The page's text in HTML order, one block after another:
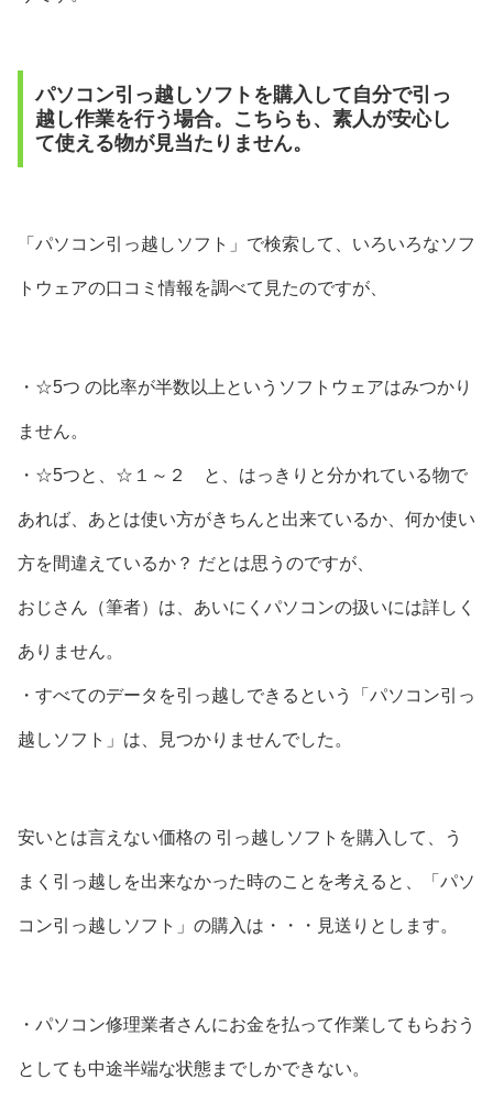
パソコン引っ越しソフトを購入して自分で引っ
越し作業を行う場合。こちらも、素人が安心し
て使える物が見当たりません。
「パソコン引っ越しソフト」で検索して、いろいろなソフ
トウェアの口コミ情報を調べて見たのですが、
・☆5つ の比率が半数以上というソフトウェアはみつかり
ません。
・☆5つと、☆１～２ と、はっきりと分かれている物で
あれば、あとは使い方がきちんと出来ているか、何か使い
方を間違えているか？ だとは思うのですが、
おじさん（筆者）は、あいにくパソコンの扱いには詳しく
ありません。
・すべてのデータを引っ越しできるという「パソコン引っ
越しソフト」は、見つかりませんでした。
安いとは言えない価格の 引っ越しソフトを購入して、う
まく引っ越しを出来なかった時のことを考えると、「パソ
コン引っ越しソフト」の購入は・・・見送りとします。
・パソコン修理業者さんにお金を払って作業してもらおう
としても中途半端な状態までしかできない。